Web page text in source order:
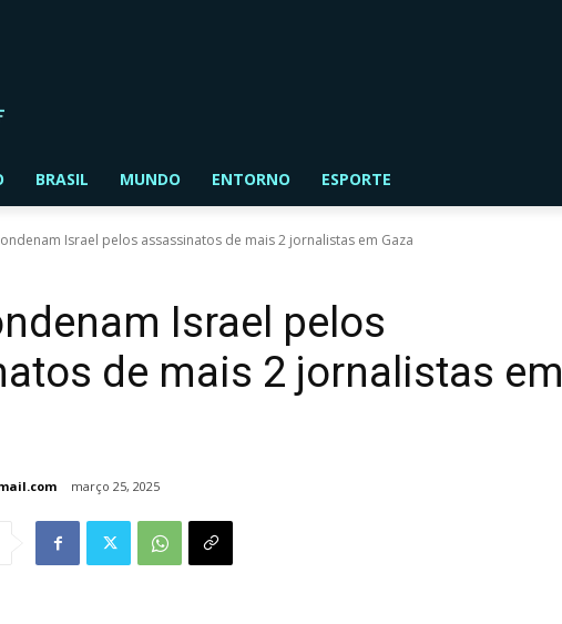
BRASIL MUNDO ENTORNO ESPORTE
Israel pelos assassinatos de mais 2 jornalistas em Gaza
Israel pelos
de mais 2 jornalistas em
março 25, 2025